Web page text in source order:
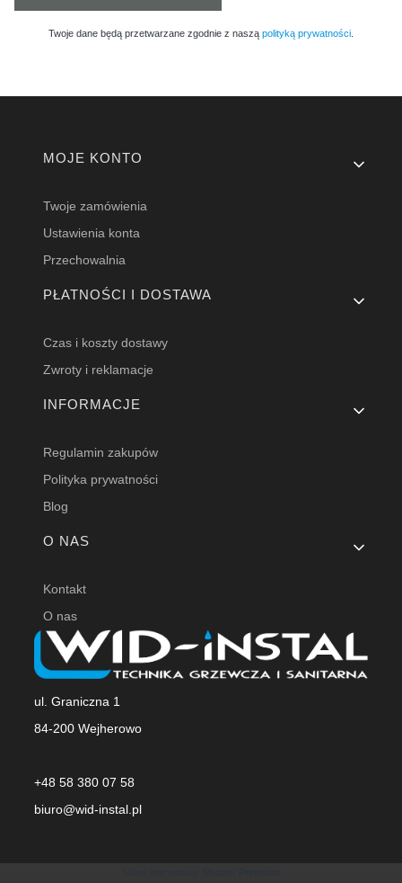
Twoje dane będą przetwarzane zgodnie z naszą polityką prywatności
Linki w stopce
MOJE KONTO
Twoje zamówienia
Ustawienia konta
Przechowalnia
PŁATNOŚCI I DOSTAWA
Czas i koszty dostawy
Zwroty i reklamacje
INFORMACJE
Regulamin zakupów
Polityka prywatności
Blog
O NAS
Kontakt
O nas
ul. Graniczna 1
84-200 Wejherowo
+48 58 380 07 58
biuro@wid-instal.pl